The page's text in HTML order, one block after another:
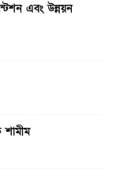
এবং উন্নয়ন
শামীম